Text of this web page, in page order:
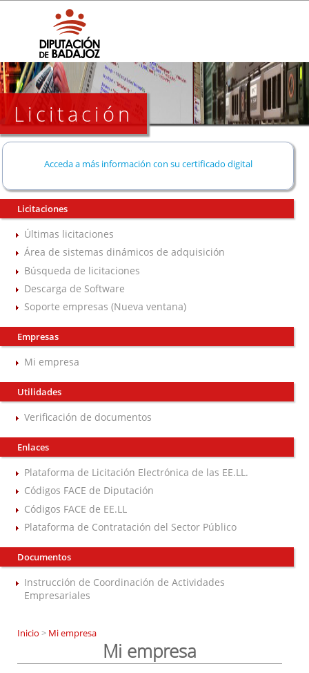
Licitación
Acceda a más información con su certificado digital
Licitaciones
Últimas licitaciones
Área de sistemas dinámicos de adquisición
Búsqueda de licitaciones
Descarga de Software
Soporte empresas (Nueva ventana)
Empresas
Mi empresa
Utilidades
Verificación de documentos
Enlaces
Plataforma de Licitación Electrónica de las EE.LL.
Códigos FACE de Diputación
Códigos FACE de EE.LL
Plataforma de Contratación del Sector Público
Documentos
Instrucción de Coordinación de Actividades
Empresariales
Inicio > Mi empresa
Mi empresa